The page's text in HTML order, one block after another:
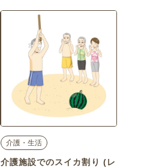
介護・生活
介護施設でのスイカ割り (レ